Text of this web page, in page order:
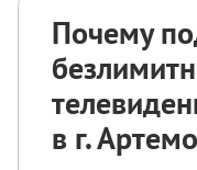
Почему
в г.